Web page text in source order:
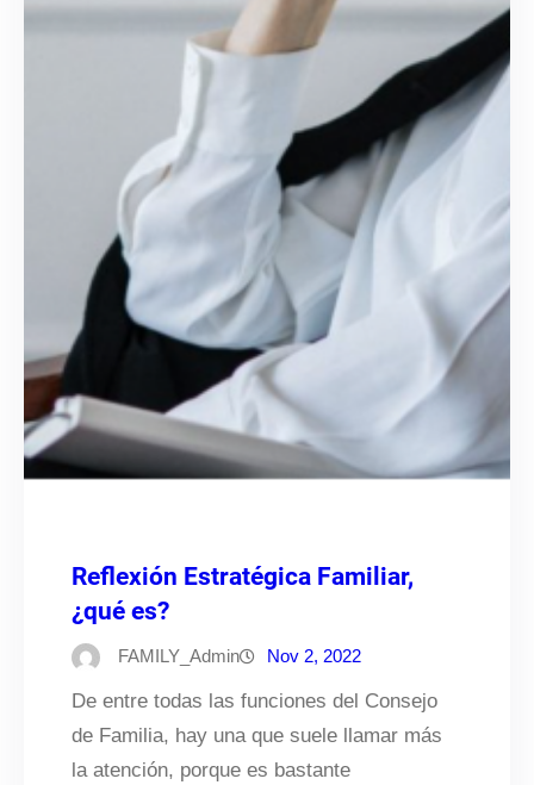
Reflexión Estratégica Familiar,
¿qué es?
FAMILY_Admin Nov 2, 2022
De entre todas las funciones del Consejo
de Familia, hay una que suele llamar más
la atención, porque es bastante